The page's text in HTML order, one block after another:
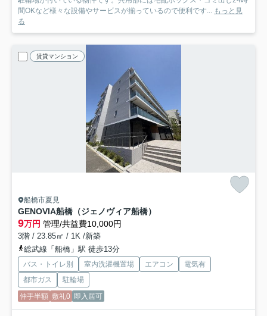
間OKなど様々な設備やサービスが揃っているので便利です... もっと見
る
賃貸マンション
船橋市夏見
GENOVIA船橋（ジェノヴィア船橋）
9万円 管理/共益費10,000円
3階 / 23.85㎡ / 1K /新築
総武線「船橋」駅 徒歩13分
バス・トイレ別 室内洗濯機置場 エアコン
電気有
都市ガス
駐輪場
仲手半額 敷礼0 即入居可